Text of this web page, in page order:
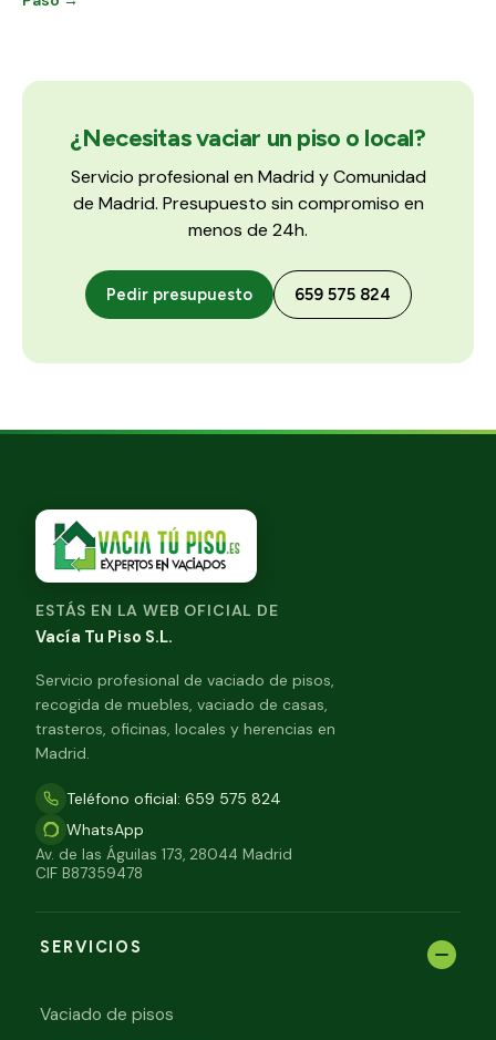
¿Necesitas vaciar un piso o local?
Servicio profesional en Madrid y Comunidad
de Madrid. Presupuesto sin compromiso en
menos de 24h.
Pedir presupuesto 659 575 824
ESTÁS EN LA WEB OFICIAL DE
Vacía Tu Piso S.L.
Servicio profesional de vaciado de pisos,
recogida de muebles, vaciado de casas,
trasteros, oficinas, locales y herencias en
Madrid.
Teléfono oficial: 659 575 824
WhatsApp
Av. de las Águilas 173, 28044 Madrid
CIF B87359478
SERVICIOS
Vaciado de pisos